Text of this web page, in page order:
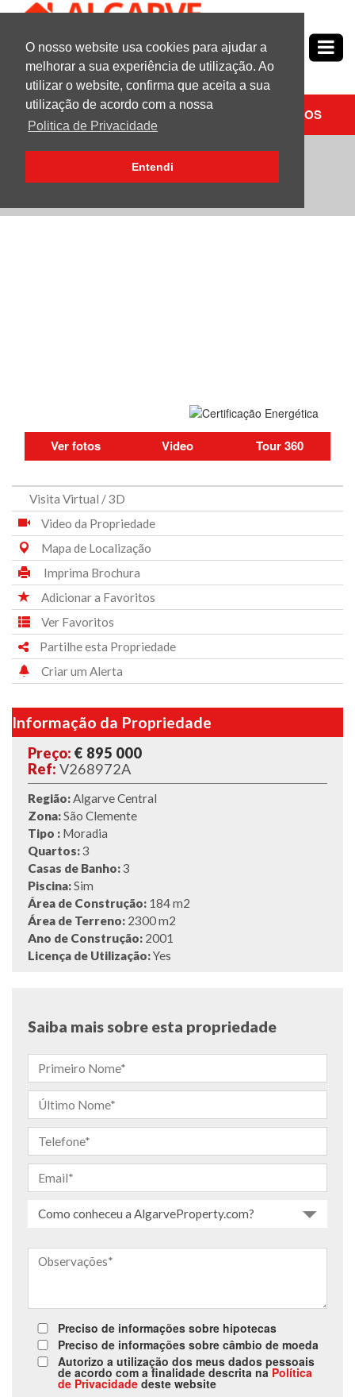
O nosso website usa cookies para ajudar a
melhorar a sua experiência de utilização. Ao
utilizar o website, confirma que aceita a sua
utilização de acordo com a nossa
Politica de Privacidade
Entendi
Nº1emPropriedades no Algarve
PESQUISAR CONTACTE-NOS
3 Quarto (s) Moradia | Para Venda | São
Clemente
Ver fotos Video Tour 360
Visita Virtual / 3D
Video da Propriedade
Mapa de Localização
Imprima Brochura
Adicionar a Favoritos
Ver Favoritos
Partilhe esta Propriedade
Criar um Alerta
Informação da Propriedade
Preço: € 895 000
Ref: V268972A
Região:Algarve Central
Zona:São Clemente
Tipo : Moradia
Quartos:3
Casas de Banho:3
Piscina:Sim
Área de Construção: 184 m2
Área de Terreno: 2300 m2
Ano de Construção: 2001
Licença de Utilização:Yes
Saiba mais sobre esta propriedade
Como conheceu a AlgarveProperty.com?
Preciso de informações sobre hipotecas
Preciso de informações sobre câmbio de moeda
Autorizo a utilização dos meus dados pessoais
de acordo com a finalidade descrita na Política
de Privacidadedeste website